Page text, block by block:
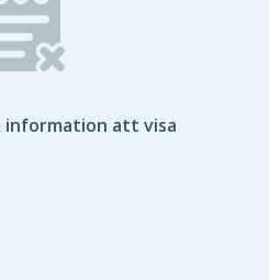
information att visa